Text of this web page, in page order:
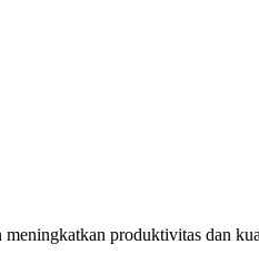
produktivitas dan